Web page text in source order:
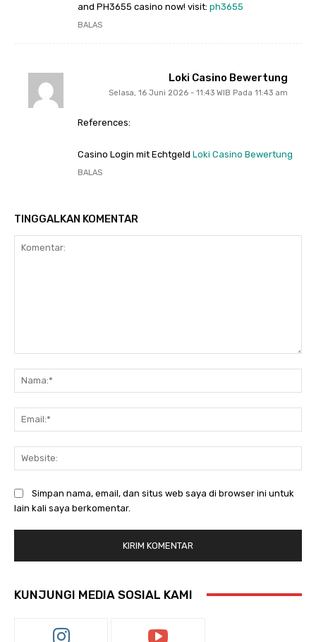
and PH3655 casino now! visit: ph3655
BALAS
Loki Casino Bewertung
Selasa, 16 Juni 2026 - 11:43 WIB Pada 11:43 am
References:
Casino Login mit Echtgeld Loki Casino Bewertung
BALAS
TINGGALKAN KOMENTAR
Simpan nama, email, dan situs web saya di browser ini untuk
lain kali saya berkomentar.
KUNJUNGI MEDIA SOSIAL KAMI